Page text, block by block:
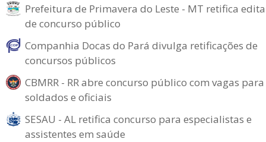
Prefeitura de Primavera do Leste - MT retifica
de concurso público
Companhia Docas do Pará divulga retificações de
concursos públicos
CBMRR - RR abre concurso público com vagas para
soldados e oficiais
SESAU - AL retifica concurso para especialistas e
assistentes em saúde